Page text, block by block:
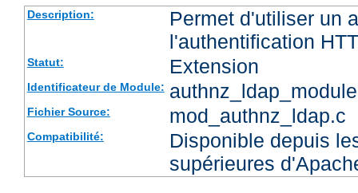
Description:
Permet d'utiliser un
l'authentification
Statut: Extension
Identificateur de Module: authnz_ldap_module
Fichier Source: mod_authnz_ldap.c
Compatibilité:
Disponible depuis
supérieures